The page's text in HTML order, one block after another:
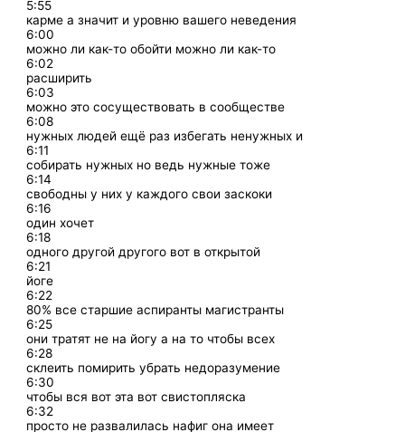
5:55
карме а значит и уровню вашего неведения
6:00
можно ли как-то обойти можно ли как-то
6:02
расширить
6:03
можно это сосуществовать в сообществе
6:08
нужных людей ещё раз избегать ненужных и
6:11
собирать нужных но ведь нужные тоже
6:14
свободны у них у каждого свои заскоки
6:16
один хочет
6:18
одного другой другого вот в открытой
6:21
йоге
6:22
80% все старшие аспиранты магистранты
6:25
они тратят не на йогу а на то чтобы всех
6:28
склеить помирить убрать недоразумение
6:30
чтобы вся вот эта вот свистопляска
6:32
просто не развалилась нафиг она имеет